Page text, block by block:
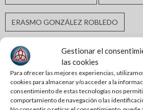
Gestionar el
las cookies
Para ofrecer las mejores experiencias,
cookies para almacenar y/o acceder a la
consentimiento de estas tecnologías nos
comportamiento de navegación o las
ERASMO GONZÁLEZ ROBLEDO
GABRIEL ARCOS ESPINOSA
GOBIERNO DE TAMAULIPAS
GUARDIA ESTATAL INCLUSIÓN